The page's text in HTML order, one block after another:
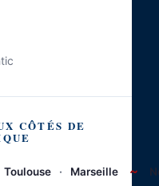
CÔTÉS DE
Toulouse · Marseille ~